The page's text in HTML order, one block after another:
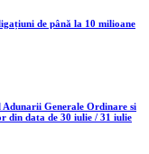
de până la 10 milioane
Generale Ordinare si
din data de 30 iulie / 31 iulie